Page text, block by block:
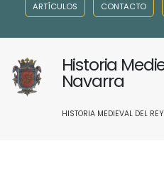
ARTÍCULOS CONTACTO
Historia
Navarra
HISTORIA MEDIEVAL DEL